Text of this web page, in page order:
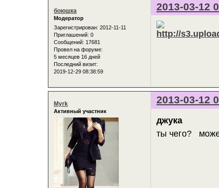
2013-03-12
боюшка
Модератор
Зарегистрирован: 2012-11-11
Приглашений: 0
Сообщений: 17681
Провел на форуме:
5 месяцев 16 дней
Последний визит:
2019-12-29 08:38:59
2013-03-12
Myrk
Активный участник
джука
ты чего?